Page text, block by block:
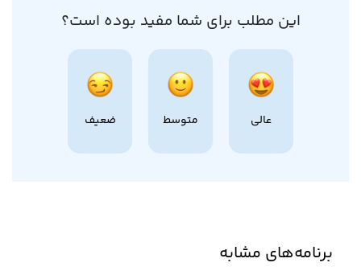
این مطلب برای شما مفید بوده است؟
عالی متوسط ضعیف
برنامه‌های مشابه